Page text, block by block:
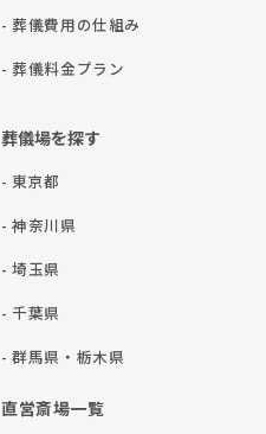
- 葬儀費用の仕組み
- 葬儀料金プラン
葬儀場を探す
- 東京都
- 神奈川県
- 埼玉県
- 千葉県
- 群⾺県・栃⽊県
直営斎場一覧